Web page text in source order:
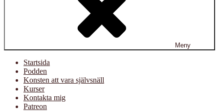
Meny
Startsida
Podden
Konsten att vara självsnäll
Kurser
Kontakta mig
Patreon